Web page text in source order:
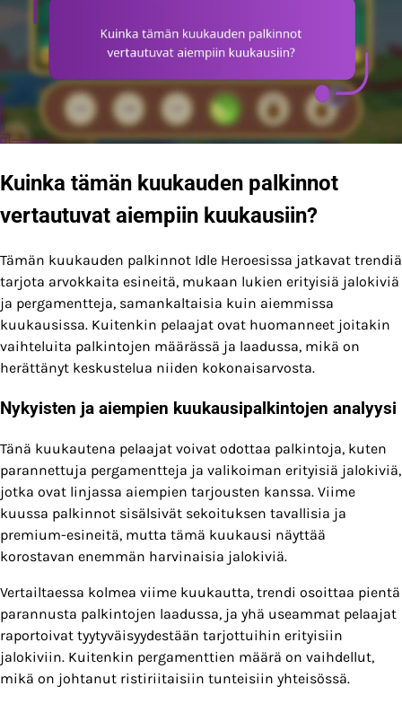
Kuinka tämän kuukauden palkinnot
vertautuvat aiempiin kuukausiin?
Tämän kuukauden palkinnot Idle Heroesissa jatkavat trendiä
tarjota arvokkaita esineitä, mukaan lukien erityisiä jalokiviä
ja pergamentteja, samankaltaisia kuin aiemmissa
kuukausissa. Kuitenkin pelaajat ovat huomanneet joitakin
vaihteluita palkintojen määrässä ja laadussa, mikä on
herättänyt keskustelua niiden kokonaisarvosta.
Nykyisten ja aiempien kuukausipalkintojen analyysi
Tänä kuukautena pelaajat voivat odottaa palkintoja, kuten
parannettuja pergamentteja ja valikoiman erityisiä jalokiviä,
jotka ovat linjassa aiempien tarjousten kanssa. Viime
kuussa palkinnot sisälsivät sekoituksen tavallisia ja
premium-esineitä, mutta tämä kuukausi näyttää
korostavan enemmän harvinaisia jalokiviä.
Vertailtaessa kolmea viime kuukautta, trendi osoittaa pientä
parannusta palkintojen laadussa, ja yhä useammat pelaajat
raportoivat tyytyväisyydestään tarjottuihin erityisiin
jalokiviin. Kuitenkin pergamenttien määrä on vaihdellut,
mikä on johtanut ristiriitaisiin tunteisiin yhteisössä.